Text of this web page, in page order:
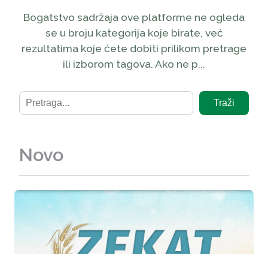
Bogatstvo sadržaja ove platforme ne ogleda
se u broju kategorija koje birate, već
rezultatima koje ćete dobiti prilikom pretrage
ili izborom tagova. Ako ne p...
Traži
Novo